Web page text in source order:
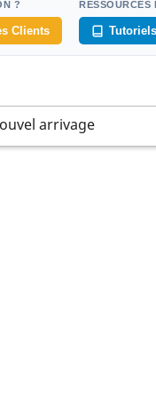
?
Clients
RESSOURCES
arrivage